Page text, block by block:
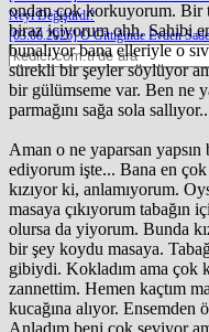
Neyi Değiştirdi?
[03.08.2026] O Gittiğinde Evden
ondan çok korkuyorum. Bir
biraz içiyorum ohh. Sahibi
bunalıyor bana elleriyle o
sürekli bir şeyler söylüyor
bir gülümseme var. Ben ne
parmağını sağa sola
Aman o ne yaparsan
ediyorum işte... Bana en
kızıyor ki, anlamıyorum.
masaya çıkıyorum
olursa da yiyorum. Bunda
bir şey koydu masaya.
gibiydi. Kokladım ama çok
zannettim. Hemen kaçtım
kucağına alıyor.
Anladım beni çok seviyor